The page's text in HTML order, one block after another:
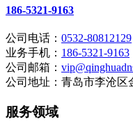
186-5321-9163
公司电话： 0532-80812129
业务手机： 186-5321-9163
公司邮箱：
公司地址：青岛市李沧区
服务领域